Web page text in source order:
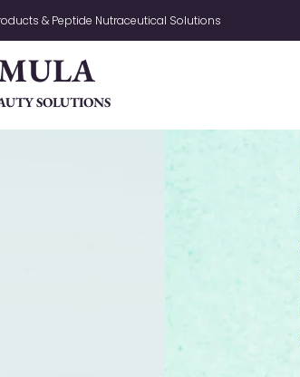
& Peptide Nutraceutical Solutions
SOLUTIONS